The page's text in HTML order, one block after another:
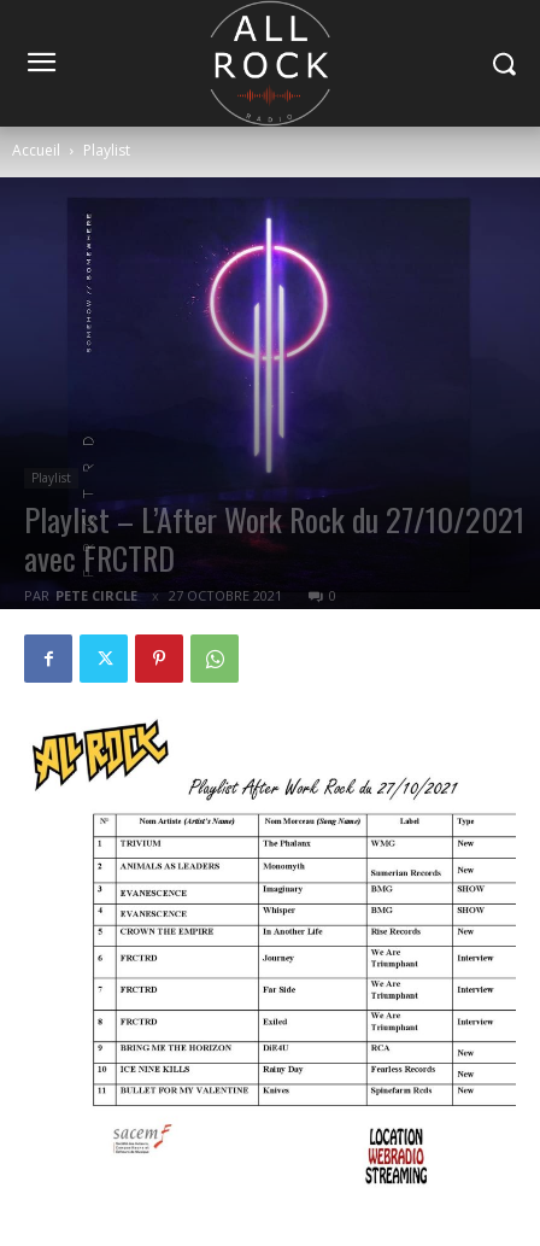
Accueil Playlist
Playlist
Playlist – L’After Work Rock du 27/10/2021
avec FRCTRD
PAR PETE CIRCLE 27 OCTOBRE 2021 0